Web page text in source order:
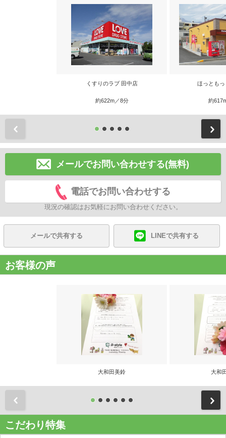
くすりのラブ 田中店
約622m／8分
ほっとも
約
メールでお問い合わせする(無料)
電話でお問い合わせする
現況の確認はお気軽にお問い合わせください。
メールで共有する LINEで共有する
お客様の声
大和田美鈴 大和
こだわり特集